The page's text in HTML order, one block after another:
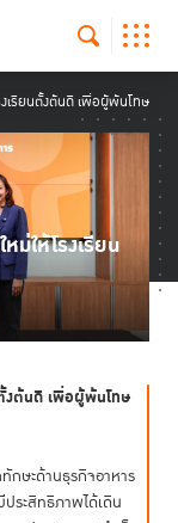
เรียนตั้งต้นดี เพื่อผู้พ้นโทษ
ม่ให้โรงเรียน
งต้นดี เพื่อผู้พ้นโทษ
กษะด้านธุรกิจอาหาร
ระสิทธิภาพได้เดิน